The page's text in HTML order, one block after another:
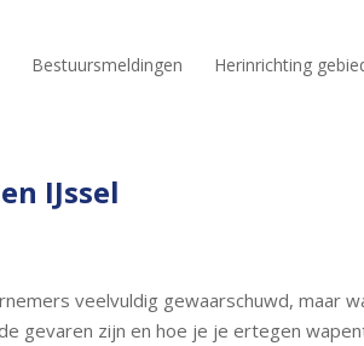
Bestuursmeldingen Herinrichting
IJssel
veelvuldig gewaarschuwd, maar
gevaren zijn en hoe je je ertegen